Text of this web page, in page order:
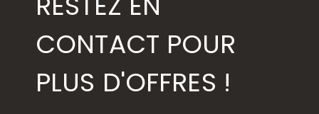
CONTACT POUR
PLUS D'OFFRES !